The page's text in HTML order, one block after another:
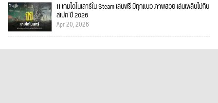
11 เกมไดโนเสาร์ใน Steam เล่นฟรี มีทุกแนว ภาพสวย เล่นเพลินไม่กิน
สเปก ปี 2026
Apr 20, 2026